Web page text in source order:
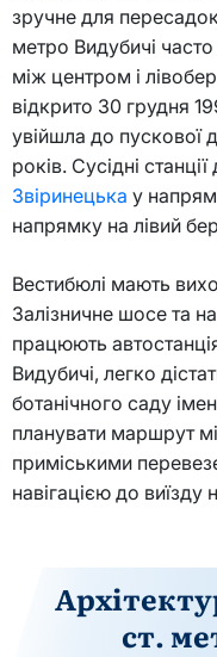
зручне для
метро Видубичі
між центром і
відкрито 30 грудня
увійшла до пускової
років. Сусідні
Звіринецька у
напрямку на лівий
Вестибюлі мають
Залізничне шосе та
працюють
Видубичі, легко
ботанічного саду
планувати маршрут
приміськими
навігацією до виїзду
ст.